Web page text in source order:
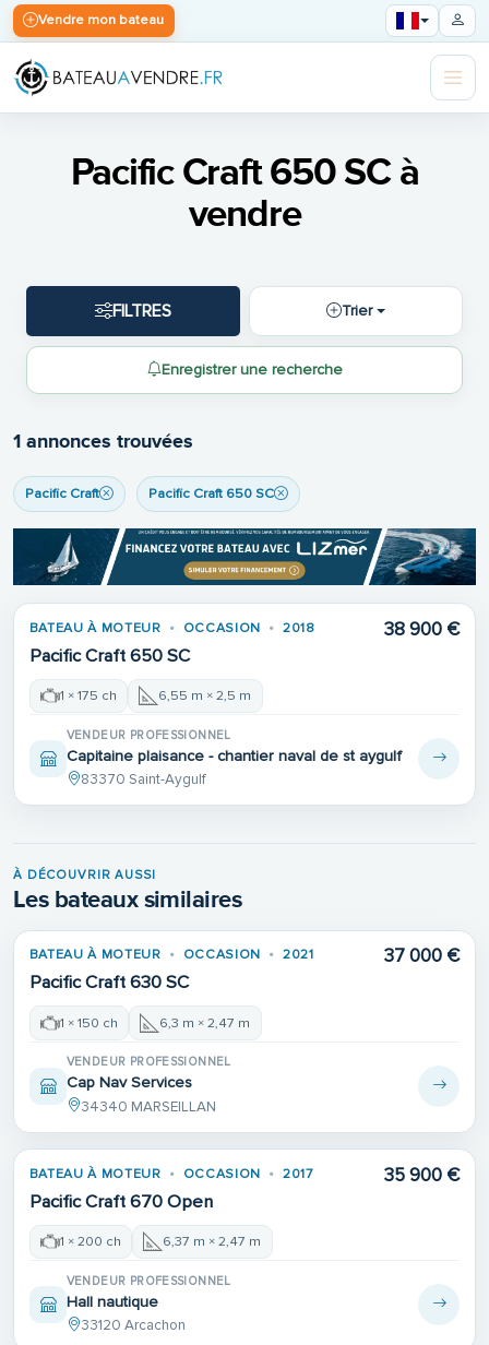
Vendre mon bateau
Pacific Craft 650 SC à
vendre
FILTRES Trier
Enregistrer une recherche
1 annonces trouvées
Pacific Craft Pacific Craft 650 SC
Place de port
BATEAU À MOTEUR OCCASION 2018
Pacific Craft 650 SC
38 900 €
1 × 175 ch 6,55 m × 2,5 m
VENDEUR PROFESSIONNEL
Capitaine plaisance - chantier naval de st aygulf
83370 Saint-Aygulf
À DÉCOUVRIR AUSSI
Les bateaux similaires
BATEAU À MOTEUR OCCASION 2021
Pacific Craft 630 SC
37 000 €
1 × 150 ch 6,3 m × 2,47 m
VENDEUR PROFESSIONNEL
Cap Nav Services
34340 MARSEILLAN
BATEAU À MOTEUR OCCASION 2017
Pacific Craft 670 Open
35 900 €
1 × 200 ch 6,37 m × 2,47 m
VENDEUR PROFESSIONNEL
Hall nautique
33120 Arcachon